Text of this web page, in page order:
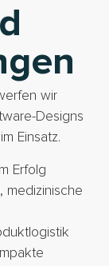
wir
Designs
Einsatz.
Erfolg
medizinische